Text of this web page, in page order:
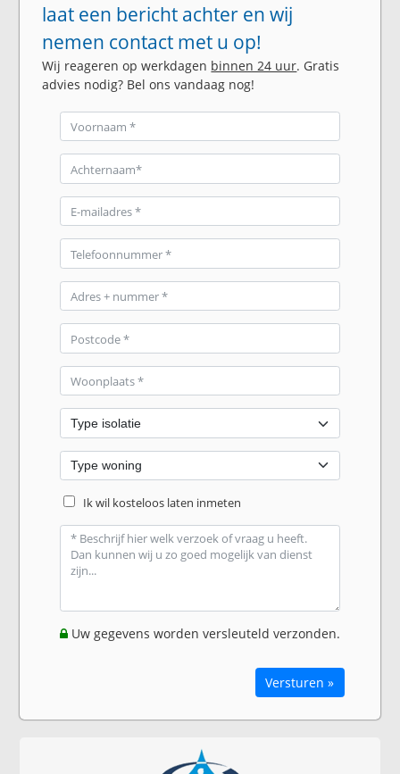
laat een bericht achter en wij
nemen contact met u op!
Wij reageren op werkdagen binnen 24 uur. Gratis
advies nodig? Bel ons vandaag nog!
Ik wil kosteloos laten inmeten
Uw gegevens worden versleuteld verzonden.
Versturen »